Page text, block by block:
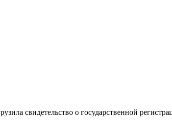
свидетельство о государственной